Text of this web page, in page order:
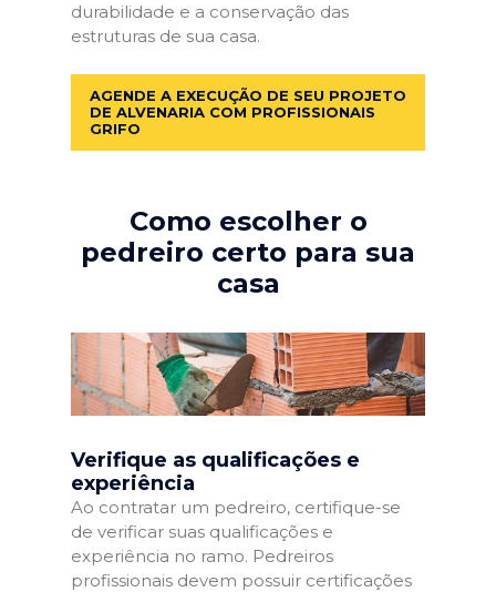
durabilidade e a conservação das
estruturas de sua casa.
AGENDE A EXECUÇÃO DE SEU PROJETO
DE ALVENARIA COM PROFISSIONAIS
GRIFO
Como escolher o
pedreiro certo para sua
casa
Verifique as qualificações e
experiência
Ao contratar um pedreiro, certifique-se
de verificar suas qualificações e
experiência no ramo. Pedreiros
profissionais devem possuir certificações